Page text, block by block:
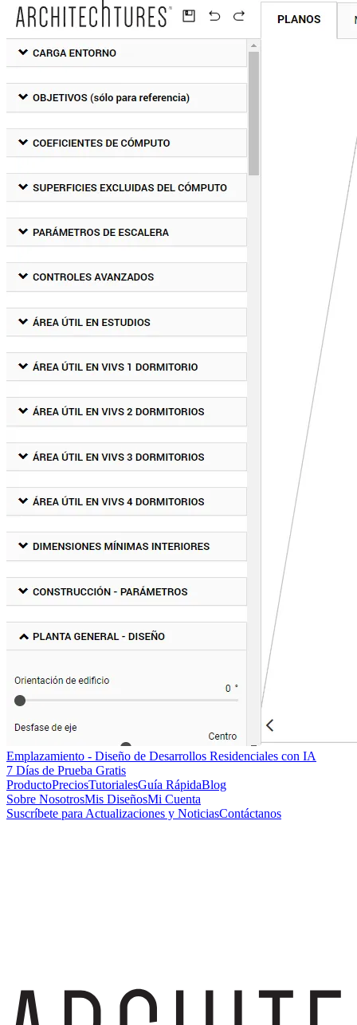
Emplazamiento - Diseño de Desarrollos Residenciales con IA
7 Días de Prueba Gratis
ProductoPreciosTutorialesGuía RápidaBlog
Sobre NosotrosMis DiseñosMi Cuenta
Suscríbete para Actualizaciones y NoticiasContáctanos